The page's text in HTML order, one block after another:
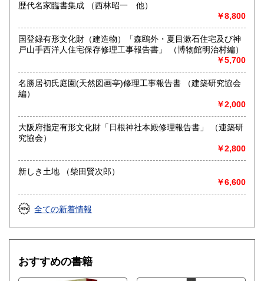
書道関係書籍、金石拓本、唐本漢籍、文房四宝、書画掛軸な
ど、専門店として、誠実評価、高価買受致します。
各種相談、評価、見積は無償でお引き受けいたします。
取り扱い分野
美術工芸、古典籍、外国書、古書一般（その他）
歴代名家臨書集成 （西林昭一 他）
￥8,800
国登録有形文化財（建造物）「森鴎外・夏目漱石住宅及び神
戸山手西洋人住宅保存修理工事報告書」 （博物館明治村編）
￥5,700
名勝居初氏庭園(天然図画亭)修理工事報告書 （建築研究協会
編）
￥2,000
大阪府指定有形文化財「日根神社本殿修理報告書」 （連築研
究協会）
￥2,800
新しき土地 （柴田賢次郎）
￥6,600
全ての新着情報
おすすめの書籍